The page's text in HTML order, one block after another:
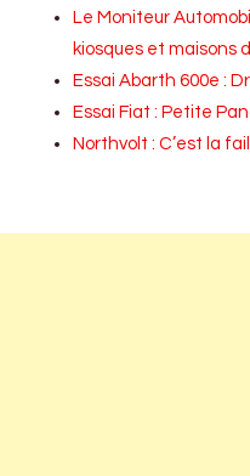
Le Moniteur
kiosques et maisons
Essai Abarth 600e :
Essai Fiat : Petite
Northvolt : C’est la